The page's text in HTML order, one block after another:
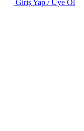
Giriş Yap / Üye Ol